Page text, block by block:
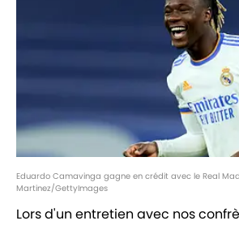
Eduardo Camavinga gagne en crédit avec le Real
Martinez/GettyImages
Lors d'un entretien avec nos